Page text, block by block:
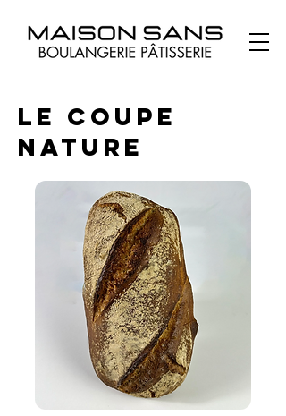
Le Coupe
Nature